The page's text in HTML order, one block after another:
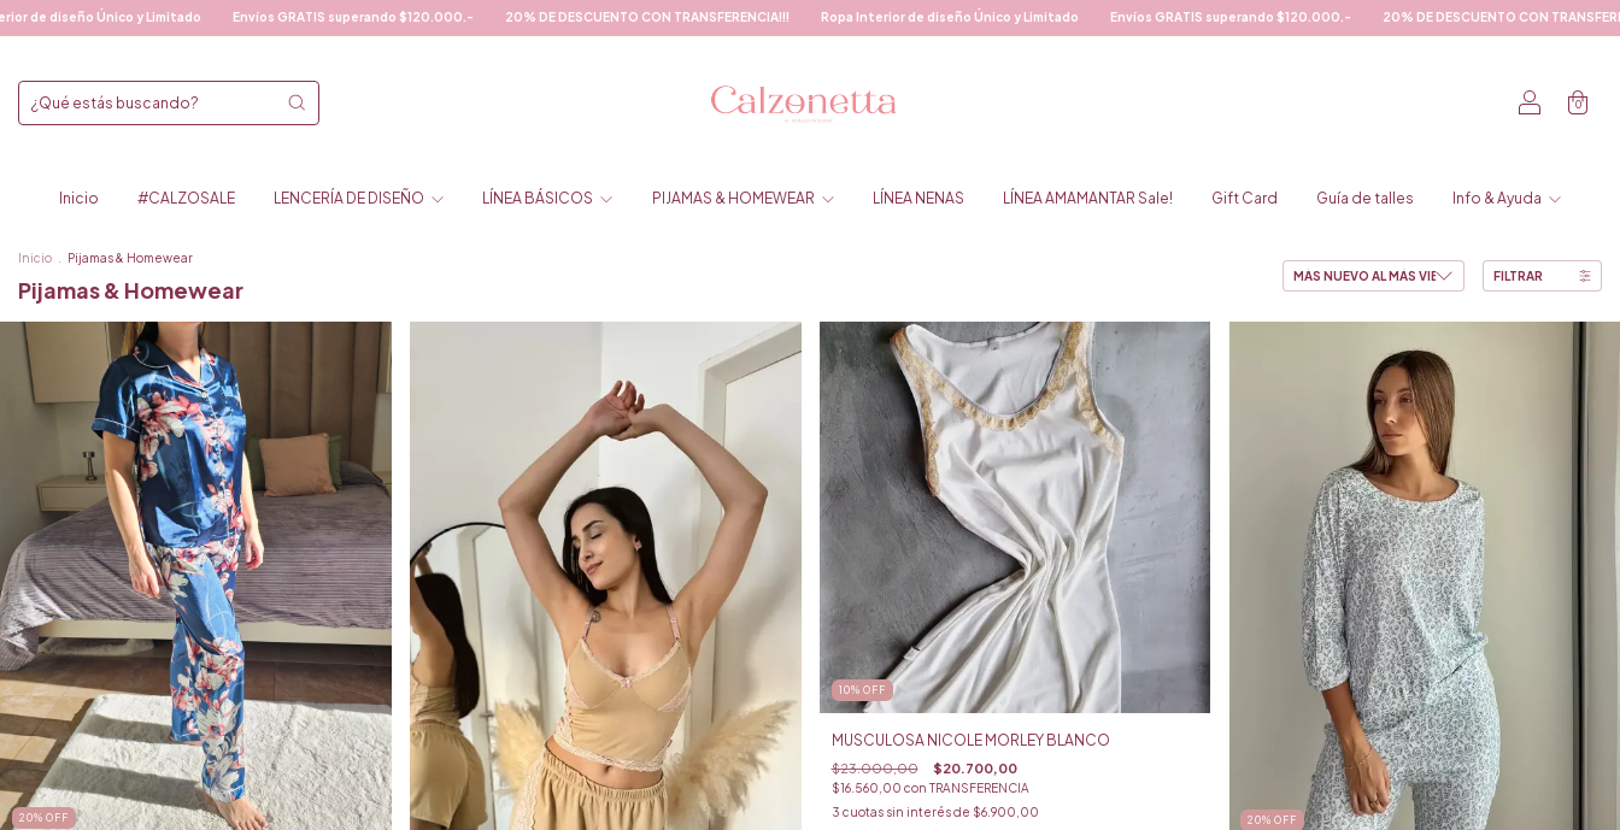
$120.000.- 20% DE DESCUENTO CON TRANSFERENCIA!!! Ropa Interior de diseño Único y Limitado Envíos GRATIS superando $120.000.- 20% DE DESCUENTO CON TRANSFERENCIA!!! Ropa Interior de diseño Único y Limitado
0
Inicio #CALZOSALE LENCERÍA DE DISEÑO LÍNEA BÁSICOS PIJAMAS & HOMEWEAR LÍNEA NENAS LÍNEA AMAMANTAR Sale! Gift Card Guía de talles Info & Ayuda
Inicio Pijamas & Homewear
Pijamas & Homewear FILTRAR
20% OFF
10% OFF
MUSCULOSA NICOLE MORLEY BLANCO
$23.000,00 $20.700,00
$16.560,00 con TRANSFERENCIA
3 cuotas sin interés de $6.900,00
20%OFF